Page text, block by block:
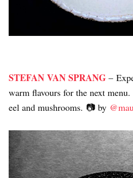
STEFAN VAN SPRANG –
warm flavours for the next
eel and mushrooms.⁠ 📷 by